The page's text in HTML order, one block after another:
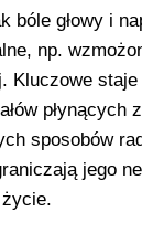
bóle głowy i
np.
Kluczowe
płynących
sposobów
jego
życie.